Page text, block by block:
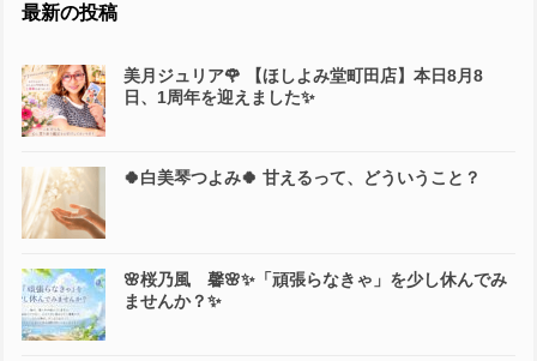
最新の投稿
美月ジュリア🌹 【ほしよみ堂町田店】本日8月8
日、1周年を迎えました✨
🍀白美琴つよみ🍀 甘えるって、どういうこと？
🌸桜乃風 馨🌸✨「頑張らなきゃ」を少し休んでみ
ませんか？✨